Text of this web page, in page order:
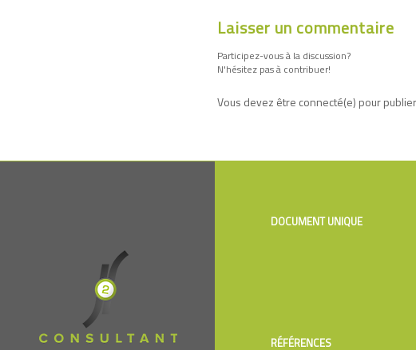
Laisser un commentaire
Participez-vous à la discussion?
N'hésitez pas à contribuer!
Vous devez être connecté(e) pour
DOCUMENT UNIQUE
RÉFÉRENCES